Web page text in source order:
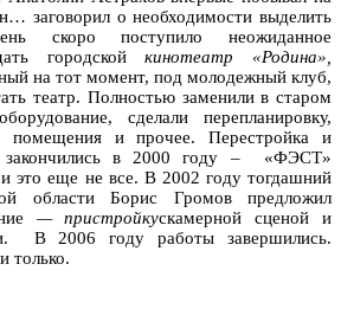
заговорил о необходимости выделить
скоро поступило неожиданное
городскойкинотеатр «Родина»
на тот момент, под молодежный клуб,
театр. Полностью заменили в старом
сделали перепланировку,
помещения и прочее. Перестройка и
закончились в 2000 году – «ФЭСТ»
это еще не все. В 2002 году тогдашний
области Борис Громов предложил
—пристройкускамерной сценой и
В 2006 году работы завершились.
только.